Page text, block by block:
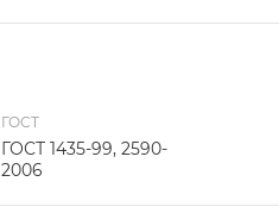
ГОСТ
ГОСТ 1435-99, 2590-
2006